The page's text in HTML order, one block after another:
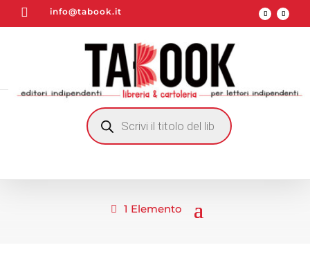
 info@tabook.it
RICERCA
PRODOTTI
1 Elemento